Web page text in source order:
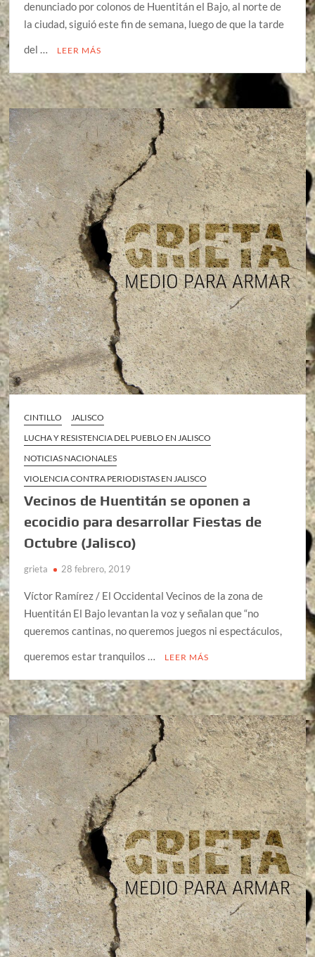
denunciado por colonos de Huentitán el Bajo, al norte de
la ciudad, siguió este fin de semana, luego de que la tarde
del …
LEER MÁS
CINTILLO
JALISCO
LUCHA Y RESISTENCIA DEL PUEBLO EN JALISCO
NOTICIAS NACIONALES
VIOLENCIA CONTRA PERIODISTAS EN JALISCO
Vecinos de Huentitán se oponen a
ecocidio para desarrollar Fiestas de
Octubre (Jalisco)
grieta 28 febrero, 2019
Víctor Ramírez / El Occidental Vecinos de la zona de
Huentitán El Bajo levantan la voz y señalan que “no
queremos cantinas, no queremos juegos ni espectáculos,
queremos estar tranquilos …
LEER MÁS